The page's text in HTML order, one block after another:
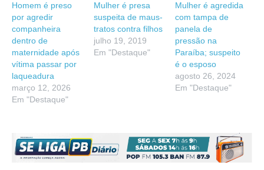
Homem é preso
por agredir
companheira
dentro de
maternidade após
vítima passar por
laqueadura
março 12, 2026
Em "Destaque"
Mulher é presa
suspeita de maus-
tratos contra filhos
julho 19, 2019
Em "Destaque"
Mulher é agredida
com tampa de
panela de
pressão na
Paraíba; suspeito
é o esposo
agosto 26, 2024
Em "Destaque"